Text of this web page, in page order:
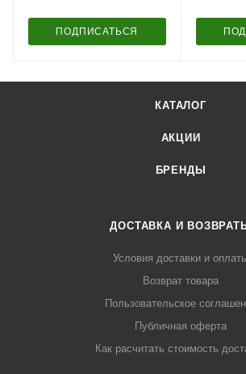
ПОДПИСАТЬСЯ
КАТАЛОГ
АКЦИИ
БРЕНДЫ
ДОСТАВКА И
Условия доставки и
Возврат товара
Пользовательское
Публичная оферта
Как расчитать стоимость